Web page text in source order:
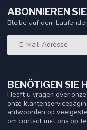
BENÖTIGEN SIE
Heeft u vragen over
onze
antwoorden op
om contact met ons op
ABONNIEREN
Bleibe auf dem